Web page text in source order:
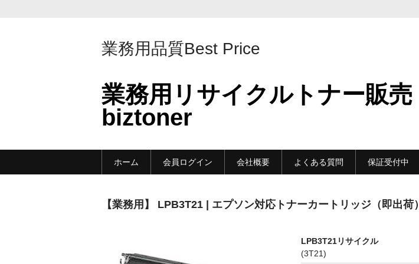
業務用品質Best Price
業務用リサイクルトナー販売
biztoner
ホーム 会員ログイン 会社概要 よくある質問 保証受付中
【業務用】 LPB3T21 | エプソン対応トナーカートリッジ（即出荷）
LPB3T21リサイクル
(3T21)